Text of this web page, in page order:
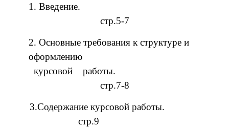
1. Введение.
стр.5-7
2. Основные требования к структуре и
оформлению
курсовой работы.
стр.7-8
3.Содержание курсовой работы.
стр.9